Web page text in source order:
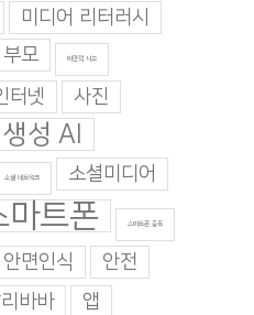
미디어 리터러시
부모 비판적 사고
터넷
사진
생성 AI
소셜 네트워크 소셜미디어
마트폰 스마트폰 중독
안면인식 안전
바바
앱